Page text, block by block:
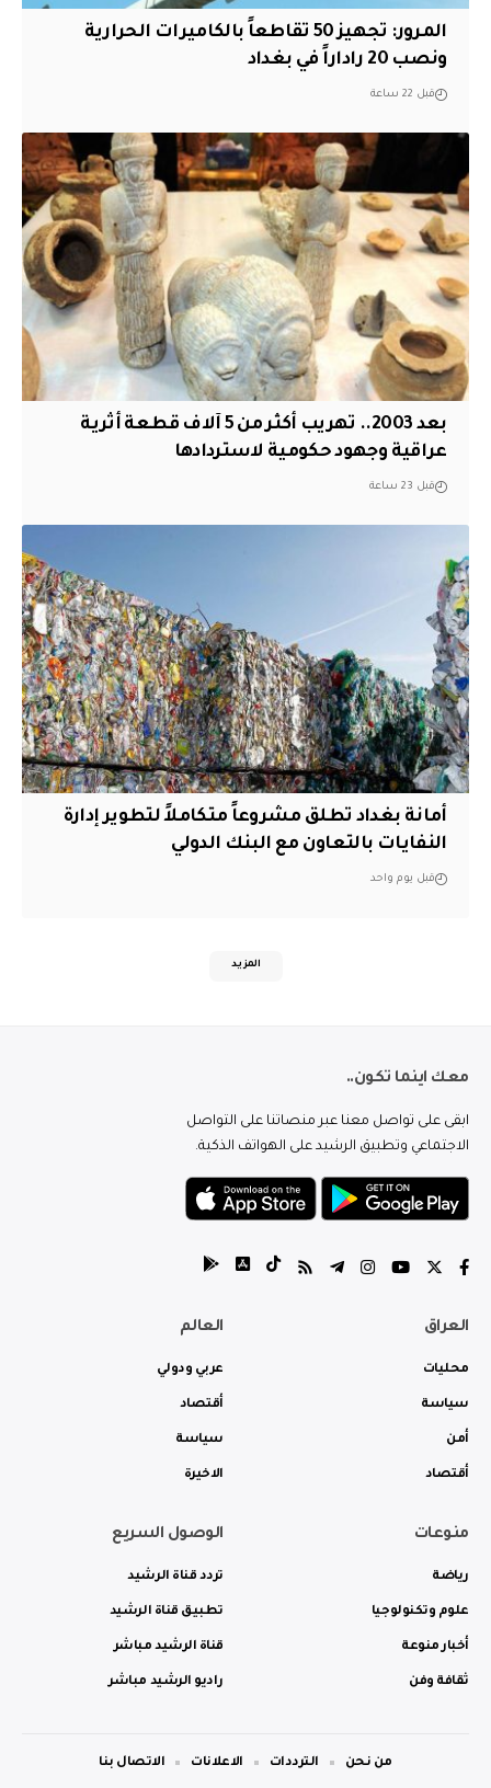
المرور: تجهيز 50 تقاطعاً بالكاميرات الحرارية
ونصب 20 راداراً في بغداد
قبل 22 ساعة
بعد 2003.. تهريب أكثر من 5 آلاف قطعة أثرية
عراقية وجهود حكومية لاستردادها
قبل 23 ساعة
أمانة بغداد تطلق مشروعاً متكاملاً لتطوير إدارة
النفايات بالتعاون مع البنك الدولي
قبل يوم واحد
المزيد
معك اينما تكون..
ابقى على تواصل معنا عبر منصاتنا على التواصل
الاجتماعي وتطبيق الرشيد على الهواتف الذكية.
العراق
محليات
سياسة
أمن
أقتصاد
العالم
عربي ودولي
أقتصاد
سياسة
الاخيرة
منوعات
رياضة
علوم وتكنولوجيا
أخبار منوعة
ثقافة وفن
الوصول السريع
تردد قناة الرشيد
تطبيق قناة الرشيد
قناة الرشيد مباشر
راديو الرشيد مباشر
من نحن الترددات الاعلانات الاتصال بنا